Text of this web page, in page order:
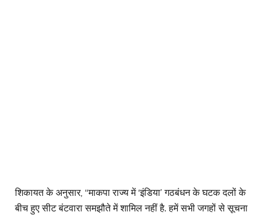
शिकायत के अनुसार, ‘‘माकपा राज्य में ‘इंडिया’ गठबंधन के घटक दलों के
बीच हुए सीट बंटवारा समझौते में शामिल नहीं है. हमें सभी जगहों से सूचना